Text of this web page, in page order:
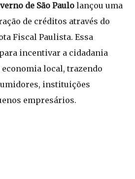
de São Paulo lançou uma
de créditos através do
Fiscal Paulista. Essa
incentivar a cidadania
local, trazendo
instituições
empresários.